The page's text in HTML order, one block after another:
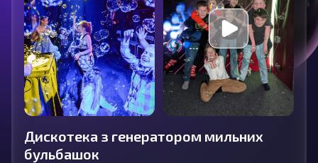
Дискотека з генератором мильних
бульбашок